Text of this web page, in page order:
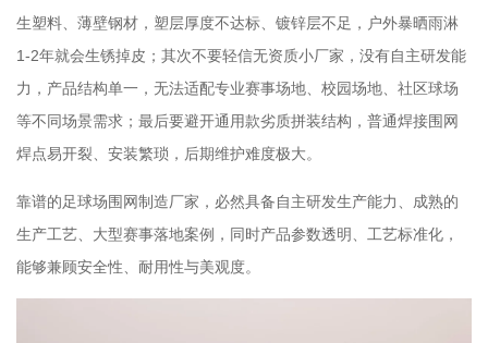
生塑料、薄壁钢材，塑层厚度不达标、镀锌层不足，户外暴晒雨淋
1-2年就会生锈掉皮；其次不要轻信无资质小厂家，没有自主研发能
力，产品结构单一，无法适配专业赛事场地、校园场地、社区球场
等不同场景需求；最后要避开通用款劣质拼装结构，普通焊接围网
焊点易开裂、安装繁琐，后期维护难度极大。
靠谱的足球场围网制造厂家，必然具备自主研发生产能力、成熟的
生产工艺、大型赛事落地案例，同时产品参数透明、工艺标准化，
能够兼顾安全性、耐用性与美观度。